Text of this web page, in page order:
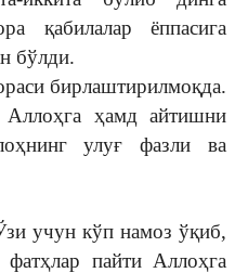
қабилалар ёппасига
бўлди.
бирлаштирилмоқда.
ҳамд айтишни
улуғ фазли ва
учун кўп намоз ўқиб,
пайти Аллоҳга